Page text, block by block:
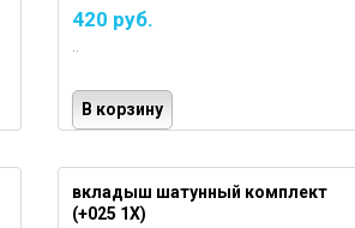
420 руб.
..
В корзину
вкладыш шатунный комплект
(+025 1X)